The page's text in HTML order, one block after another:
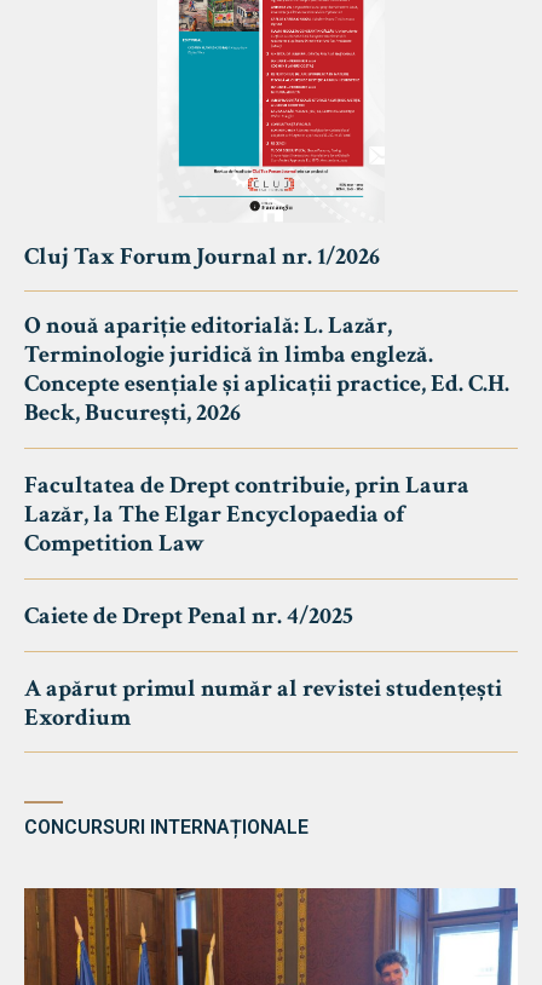
Cluj Tax Forum Journal nr. 1/2026
O nouă apariție editorială: L. Lazăr,
Terminologie juridică în limba engleză.
Concepte esențiale și aplicații practice, Ed. C.H.
Beck, București, 2026
Facultatea de Drept contribuie, prin Laura
Lazăr, la The Elgar Encyclopaedia of
Competition Law
Caiete de Drept Penal nr. 4/2025
A apărut primul număr al revistei studențești
Exordium
CONCURSURI INTERNAȚIONALE